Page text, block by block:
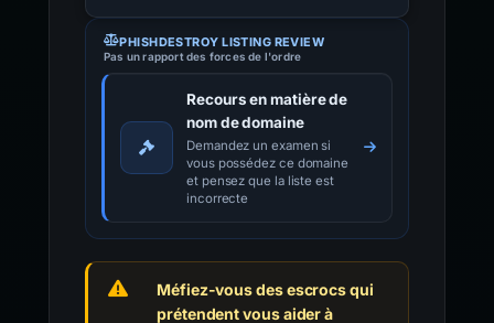
PHISHDESTROY LISTING REVIEW
Pas un rapport des forces de l'ordre
Recours en matière de
nom de domaine
Demandez un examen si
vous possédez ce domaine
et pensez que la liste est
incorrecte
Méfiez-vous des escrocs qui
prétendent vous aider à